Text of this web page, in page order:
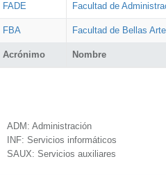
Acrónimo Nombre
FADE Facultad de
FBA Facultad de Bellas
ADM: Administración
INF: Servicios informáticos
SAUX: Servicios auxiliares